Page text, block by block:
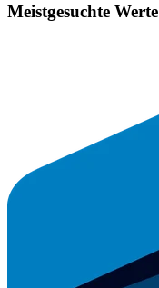
Meistgesuchte Werte